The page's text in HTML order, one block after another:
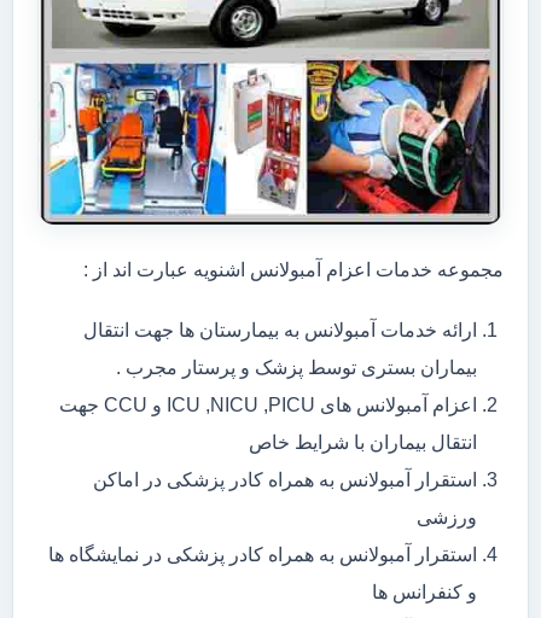
مجموعه خدمات اعزام آمبولانس اشنویه عبارت اند از :
ارائه خدمات آمبولانس به بیمارستان ها جهت انتقال
بیماران بستری توسط پزشک و پرستار مجرب .
اعزام آمبولانس های ICU ,NICU ,PICU و CCU جهت
انتقال بیماران با شرایط خاص
استقرار آمبولانس به همراه کادر پزشکی در اماکن
ورزشی
استقرار آمبولانس به همراه کادر پزشکی در نمایشگاه ها
و کنفرانس ها